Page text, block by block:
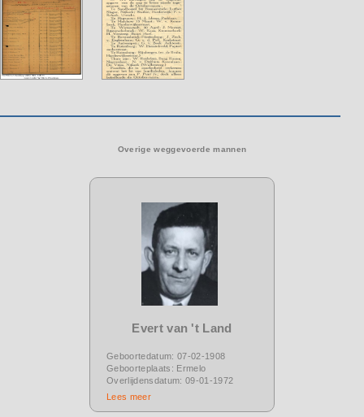
Overige weggevoerde mannen
Evert van 't Land
Geboortedatum: 07-02-1908
Geboorteplaats: Ermelo
Overlijdensdatum: 09-01-1972
Lees meer